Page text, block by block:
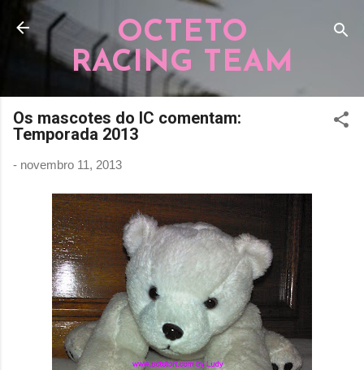
Pular para o conteúdo principal
OCTETO
RACING TEAM
Os mascotes do IC comentam:
Temporada 2013
- novembro 11, 2013